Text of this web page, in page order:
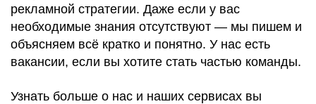
рекламной стратегии. Даже если у вас
необходимые знания отсутствуют — мы пишем и
объясняем всё кратко и понятно. У нас есть
вакансии, если вы хотите стать частью команды.
Узнать больше о нас и наших сервисах вы